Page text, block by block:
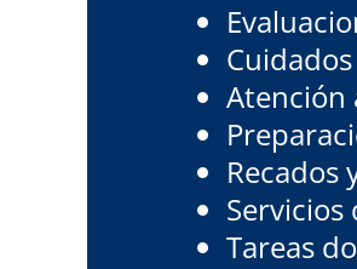
Atención
Recados
Tareas